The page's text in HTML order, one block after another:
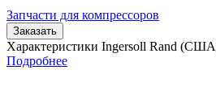
Запчасти для компрессоров
Заказать
Характеристики Ingersoll Rand
Подробнее